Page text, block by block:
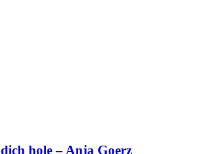
hole – Anja Goerz